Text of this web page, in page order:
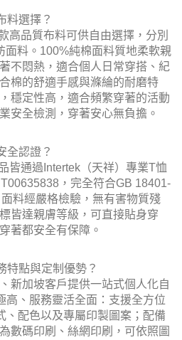
料選擇？
高品質布料可供自由選擇，分別
面料。100%純棉面料質地柔軟親
不悶熱，適合個人日常穿搭、紀
棉的舒適手感與滌綸的耐磨特
穩定性高，適合頻繁穿著的活動
安全檢測，穿著安心無負擔。
全認證？
皆通過Intertek（天祥）專業T恤
，完全符合GB 18401-
料經嚴格檢驗，無有害物質殘
皆達親膚等級，可直接貼身穿
著都安全有保障。
特點與定制優勢？
新加坡客戶提供一站式個人化自
高、服務靈活全面：支援全方位
、配色以及專屬印製圖案；配備
數碼印刷、絲網印刷，可依照圖